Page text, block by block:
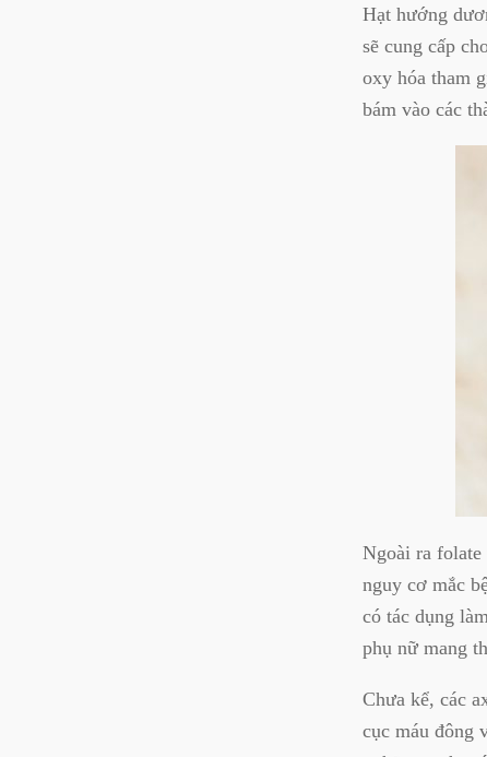
Hạt hướng
sẽ cung cấp
oxy hóa tham
bám vào các
Ngoài ra folate
nguy cơ mắc
có tác dụng
phụ nữ mang
Chưa kể, các
cục máu đông